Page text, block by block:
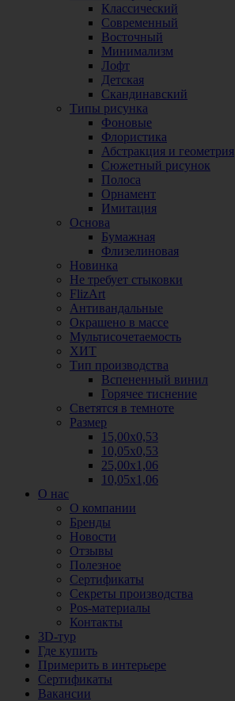
Классический
Современный
Восточный
Минимализм
Лофт
Детская
Скандинавский
Типы рисунка
Фоновые
Флористика
Абстракция и геометрия
Сюжетный рисунок
Полоса
Орнамент
Имитация
Основа
Бумажная
Флизелиновая
Новинка
Не требует стыковки
FlizArt
Антивандальные
Окрашено в массе
Мультисочетаемость
ХИТ
Тип производства
Вспененный винил
Горячее тиснение
Светятся в темноте
Размер
15,00х0,53
10,05х0,53
25,00х1,06
10,05х1,06
О нас
О компании
Бренды
Новости
Отзывы
Полезное
Сертификаты
Секреты производства
Pos-материалы
Контакты
3D-тур
Где купить
Примерить в интерьере
Сертификаты
Вакансии